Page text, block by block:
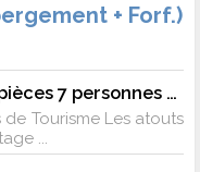
+ Forf.)
Appartement vue montagne 3 pièces 7 personnes - Sélection
Tourisme Les atouts
...